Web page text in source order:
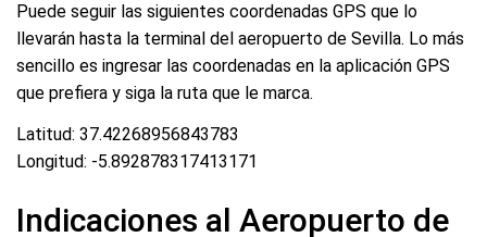
Puede seguir las siguientes coordenadas GPS que lo
llevarán hasta la terminal del aeropuerto de Sevilla. Lo más
sencillo es ingresar las coordenadas en la aplicación GPS
que prefiera y siga la ruta que le marca.
Latitud: 37.42268956843783
Longitud: -5.892878317413171
Indicaciones al Aeropuerto de